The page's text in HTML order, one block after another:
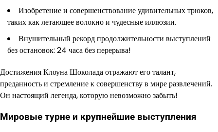
Изобретение и совершенствование удивительных трюков,
таких как летающее волокно и чудесные иллюзии.
Внушительный рекорд продолжительности выступлений
без остановок: 24 часа без перерыва!
Достижения Клоуна Шоколада отражают его талант,
преданность и стремление к совершенству в мире развлечений.
Он настоящий легенда, которую невозможно забыть!
Мировые турне и крупнейшие выступления